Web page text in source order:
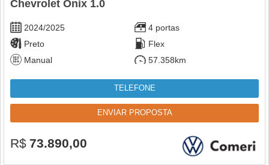
Chevrolet Onix 1.0
2024/2025
4 portas
Preto
Flex
Manual
57.358km
TELEFONE
ENVIAR PROPOSTA
R$ 73.890,00